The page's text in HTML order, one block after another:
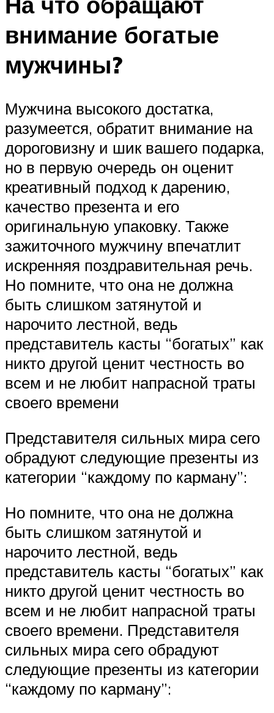
внимание богатые
мужчины?
Мужчина высокого достатка,
разумеется, обратит внимание на
дороговизну и шик вашего подарка,
но в первую очередь он оценит
креативный подход к дарению,
качество презента и его
оригинальную упаковку. Также
зажиточного мужчину впечатлит
искренняя поздравительная речь.
Но помните, что она не должна
быть слишком затянутой и
нарочито лестной, ведь
представитель касты “богатых” как
никто другой ценит честность во
всем и не любит напрасной траты
своего времени
Представителя сильных мира сего
обрадуют следующие презенты из
категории “каждому по карману”:
Но помните, что она не должна
быть слишком затянутой и
нарочито лестной, ведь
представитель касты “богатых” как
никто другой ценит честность во
всем и не любит напрасной траты
своего времени. Представителя
сильных мира сего обрадуют
следующие презенты из категории
“каждому по карману”: